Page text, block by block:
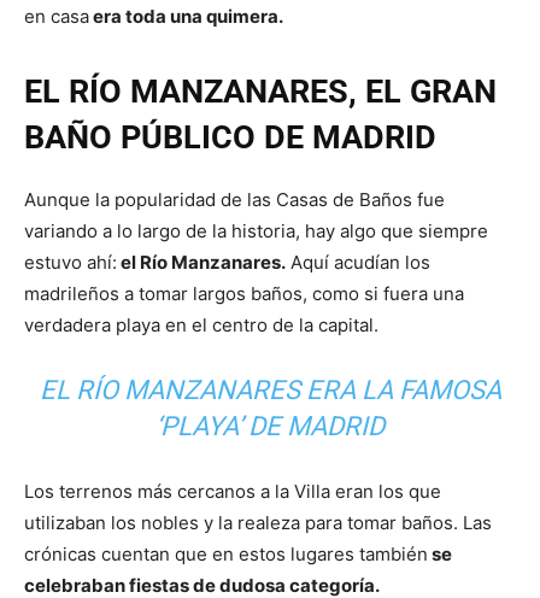
en casaera toda una quimera.
EL RÍO MANZANARES, EL GRAN
BAÑO PÚBLICO DE MADRID
Aunque la popularidad de las Casas de Baños fue
variando a lo largo de la historia, hay algo que siempre
estuvo ahí: el Río Manzanares. Aquí acudían los
madrileños a tomar largos baños, como si fuera una
verdadera playa en el centro de la capital.
EL RÍO MANZANARES ERA LA FAMOSA
‘PLAYA’ DE MADRID
Los terrenos más cercanos a la Villa eran los que
utilizaban los nobles y la realeza para tomar baños. Las
crónicas cuentan que en estos lugares también se
celebraban fiestas de dudosa categoría.